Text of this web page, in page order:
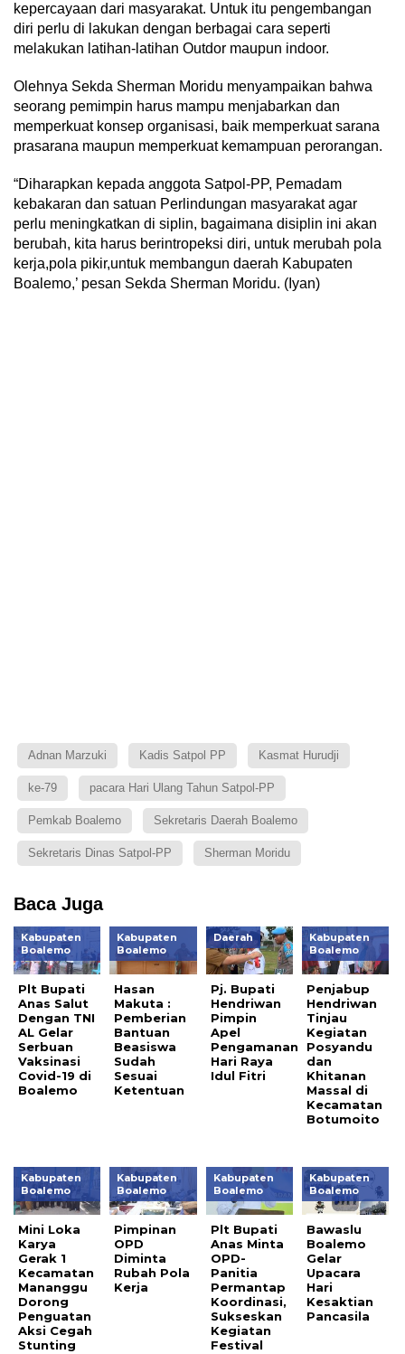
kepercayaan dari masyarakat. Untuk itu pengembangan
diri perlu di lakukan dengan berbagai cara seperti
melakukan latihan-latihan Outdor maupun indoor.
Olehnya Sekda Sherman Moridu menyampaikan bahwa
seorang pemimpin harus mampu menjabarkan dan
memperkuat konsep organisasi, baik memperkuat sarana
prasarana maupun memperkuat kemampuan perorangan.
“Diharapkan kepada anggota Satpol-PP, Pemadam
kebakaran dan satuan Perlindungan masyarakat agar
perlu meningkatkan di siplin, bagaimana disiplin ini akan
berubah, kita harus berintropeksi diri, untuk merubah pola
kerja,pola pikir,untuk membangun daerah Kabupaten
Boalemo,’ pesan Sekda Sherman Moridu. (Iyan)
Adnan Marzuki Kadis Satpol PP Kasmat Hurudji
ke-79 pacara Hari Ulang Tahun Satpol-PP
Pemkab Boalemo Sekretaris Daerah Boalemo
Sekretaris Dinas Satpol-PP Sherman Moridu
Baca Juga
Kabupaten
Boalemo
Plt Bupati
Anas Salut
Dengan TNI
AL Gelar
Serbuan
Vaksinasi
Covid-19 di
Boalemo
Kabupaten
Boalemo
Hasan
Makuta :
Pemberian
Bantuan
Beasiswa
Sudah
Sesuai
Ketentuan
Daerah
Pj. Bupati
Hendriwan
Pimpin
Apel
Pengamanan
Hari Raya
Idul Fitri
Kabupaten
Boalemo
Penjabup
Hendriwan
Tinjau
Kegiatan
Posyandu
dan
Khitanan
Massal di
Kecamatan
Botumoito
Kabupaten
Boalemo
Mini Loka
Karya
Gerak 1
Kecamatan
Mananggu
Dorong
Penguatan
Aksi Cegah
Stunting
Kabupaten
Boalemo
Pimpinan
OPD
Diminta
Rubah Pola
Kerja
Kabupaten
Boalemo
Plt Bupati
Anas Minta
OPD-
Panitia
Permantap
Koordinasi,
Sukseskan
Kegiatan
Festival
Kabupaten
Boalemo
Bawaslu
Boalemo
Gelar
Upacara
Hari
Kesaktian
Pancasila